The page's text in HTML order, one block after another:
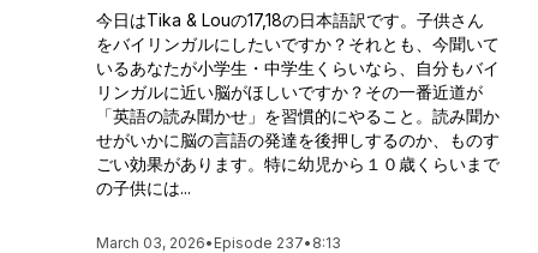
今日はTika & Louの17,18の日本語訳です。子供さん
をバイリンガルにしたいですか？それとも、今聞いて
いるあなたが小学生・中学生くらいなら、自分もバイ
リンガルに近い脳がほしいですか？その一番近道が
「英語の読み聞かせ」を習慣的にやること。読み聞か
せがいかに脳の言語の発達を後押しするのか、ものす
ごい効果があります。特に幼児から１０歳くらいまで
の子供には...
March 03, 2026• Episode 237• 8:13